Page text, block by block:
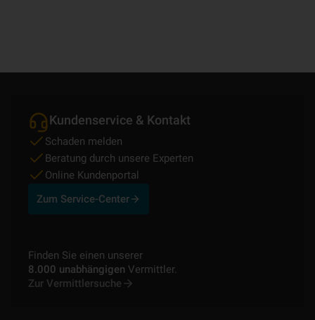
Kundenservice & Kontakt
Schaden melden
Beratung durch unsere Experten
Online Kundenportal
Zum Service-Center
Finden Sie einen unserer
8.000 unabhängigen Vermittler.
Zur Vermittlersuche